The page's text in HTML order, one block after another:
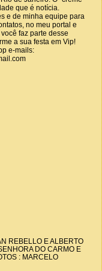
que é notícia.
e de minha equipe para
no meu portal e
faz parte desse
a sua festa em Vip!
e-mails:
REBELLO E ALBERTO
DO CARMO E
: MARCELO